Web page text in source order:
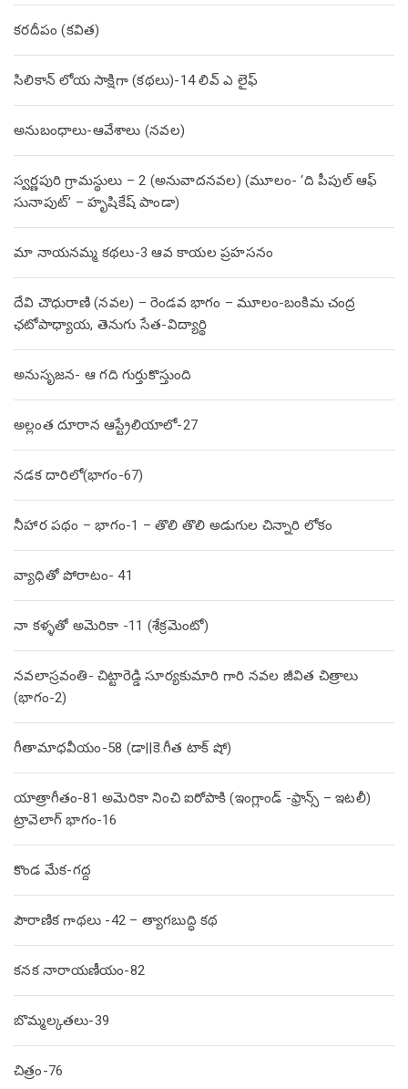
కరదీపం (కవిత)
సిలికాన్ లోయ సాక్షిగా (కథలు)-14 లివ్ ఎ లైఫ్
అనుబంధాలు-ఆవేశాలు (నవల)
స్వర్ణపురి గ్రామస్థులు – 2 (అనువాదనవల) (మూలం- ‘ది పీపుల్ ఆఫ్
సునాపుట్’ – హృషికేష్ పాండా)
మా నాయనమ్మ కథలు-3 ఆవ కాయల ప్రహసనం
దేవి చౌధురాణి (నవల) – రెండవ భాగం – మూలం-బంకిమ చంద్ర
ఛటోపాధ్యాయ, తెనుగు సేత-విద్యార్థి
అనుసృజన- ఆ గది గుర్తుకొస్తుంది
అల్లంత దూరాన ఆస్ట్రేలియాలో-27
నడక దారిలో(భాగం-67)
నీహార పథం – భాగం-1 – తొలి తొలి అడుగుల చిన్నారి లోకం
వ్యాధితో పోరాటం- 41
నా కళ్ళతో అమెరికా -11 (శేక్రమెంటో)
నవలాస్రవంతి- చిట్టారెడ్డి సూర్యకుమారి గారి నవల జీవిత చిత్రాలు
(భాగం-2)
గీతామాధవీయం-58 (డా||కె.గీత టాక్ షో)
యాత్రాగీతం-81 అమెరికా నించి ఐరోపాకి (ఇంగ్లాండ్ -ఫ్రాన్స్ – ఇటలీ)
ట్రావెలాగ్ భాగం-16
కొండ మేక-గద్ద
పౌరాణిక గాథలు -42 – త్యాగబుద్ధి కథ
కనక నారాయణీయం-82
బొమ్మల్కతలు-39
చిత్రం-76